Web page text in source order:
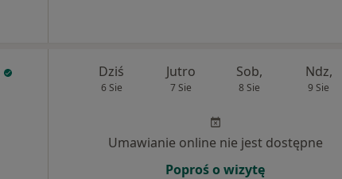
Dziś
6 Sie
Jutro
7 Sie
Sob,
8 Sie
Ndz,
9 Sie
Umawianie online nie jest dostępne
Poproś o wizytę